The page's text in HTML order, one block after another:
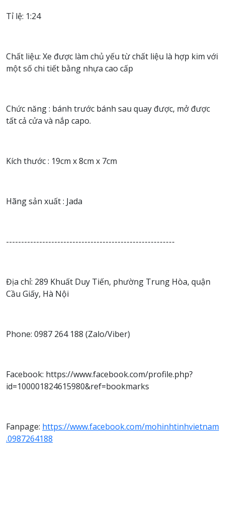
Tỉ lệ: 1:24
Chất liệu: Xe được làm chủ yếu từ chất liệu là hợp kim với
một số chi tiết bằng nhựa cao cấp
Chức năng : bánh trước bánh sau quay được, mở được
tất cả cửa và nắp capo.
Kích thước : 19cm x 8cm x 7cm
Hãng sản xuất : Jada
--------------------------------------------------------
Địa chỉ: 289 Khuất Duy Tiến, phường Trung Hòa, quận
Cầu Giấy, Hà Nội
Phone: 0987 264 188 (Zalo/Viber)
Facebook: https://www.facebook.com/profile.php?
id=100001824615980&ref=bookmarks
Fanpage: https://www.facebook.com/mohinhtinhvietnam
.0987264188